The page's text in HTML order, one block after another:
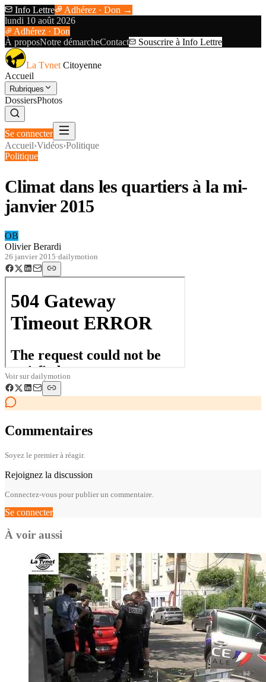
Info Lettre
Adhérez · Don →
lundi 10 août 2026
Adhérez · Don
À proposNotre démarcheContact Souscrire à Info Lettre
La Tvnet Citoyenne
Accueil
Rubriques
DossiersPhotos
Se connecter
Accueil›Vidéos›Politique
Politique
Climat dans les quartiers à la mi-
janvier 2015
OB
Olivier Berardi
26 janvier 2015·dailymotion
Voir surdailymotion
Commentaires
Soyez le premier à réagir.
Rejoignez la discussion
Connectez-vous pour publier un commentaire.
Se connecter
À voir aussi